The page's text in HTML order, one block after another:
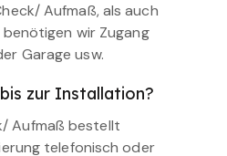
Aufmaß, als auch
wir Zugang
Garage usw.
zur Installation?
Aufmaß bestellt
telefonisch oder